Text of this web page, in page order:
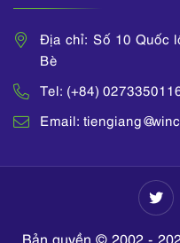
Địa chỉ: Số 10 Quốc
Bè
Tel: (+84)
Email:
Bản quyền © 2002 -